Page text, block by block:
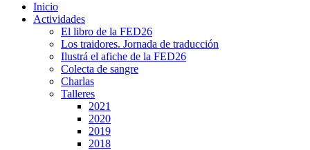
Inicio
Actividades
El libro de la FED26
Los traidores. Jornada de traducción
Ilustrá el afiche de la FED26
Colecta de sangre
Charlas
Talleres
2021
2020
2019
2018